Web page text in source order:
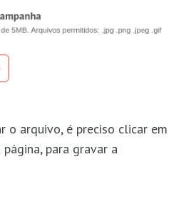
o arquivo, é preciso clicar em
para gravar a